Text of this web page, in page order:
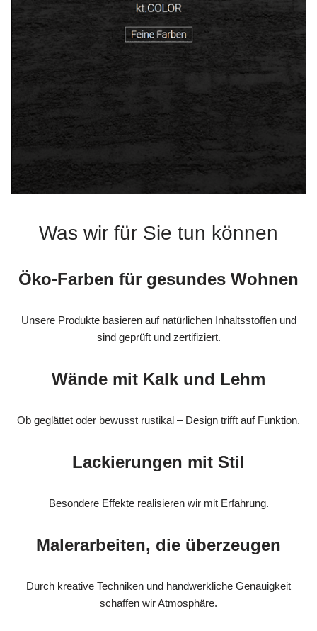
Was wir für Sie tun können
Öko-Farben für gesundes Wohnen
Unsere Produkte basieren auf natürlichen Inhaltsstoffen und
sind geprüft und zertifiziert.
Wände mit Kalk und Lehm
Ob geglättet oder bewusst rustikal – Design trifft auf Funktion.
Lackierungen mit Stil
Besondere Effekte realisieren wir mit Erfahrung.
Malerarbeiten, die überzeugen
Durch kreative Techniken und handwerkliche Genauigkeit
schaffen wir Atmosphäre.